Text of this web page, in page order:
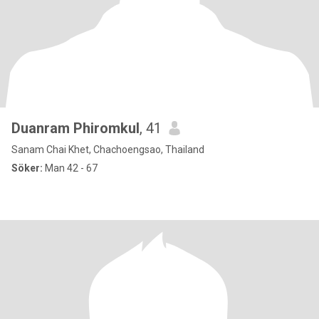
Duanram Phiromkul, 41
Sanam Chai Khet, Chachoengsao, Thailand
Söker: Man 42 - 67